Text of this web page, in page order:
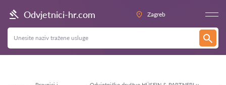
Odvjetnici-hr.com Zagreb
Natrag